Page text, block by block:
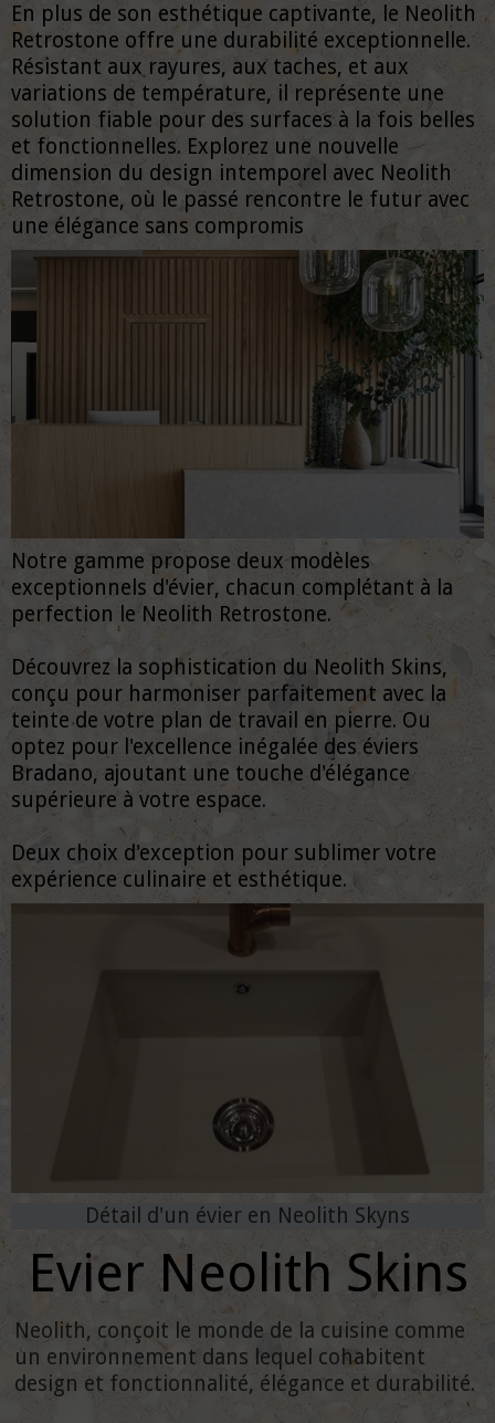
En plus de son esthétique captivante, le Neolith
Retrostone offre une durabilité exceptionnelle.
Résistant aux rayures, aux taches, et aux
variations de température, il représente une
solution fiable pour des surfaces à la fois belles
et fonctionnelles. Explorez une nouvelle
dimension du design intemporel avec Neolith
Retrostone, où le passé rencontre le futur avec
une élégance sans compromis
Notre gamme propose deux modèles
exceptionnels d'évier, chacun complétant à la
perfection le Neolith Retrostone.
Découvrez la sophistication du Neolith Skins,
conçu pour harmoniser parfaitement avec la
teinte de votre plan de travail en pierre. Ou
optez pour l'excellence inégalée des éviers
Bradano, ajoutant une touche d'élégance
supérieure à votre espace.
Deux choix d'exception pour sublimer votre
expérience culinaire et esthétique.
Détail d'un évier en Neolith Skyns
Evier Neolith Skins
Neolith, conçoit le monde de la cuisine comme
un environnement dans lequel cohabitent
design et fonctionnalité, élégance et durabilité.